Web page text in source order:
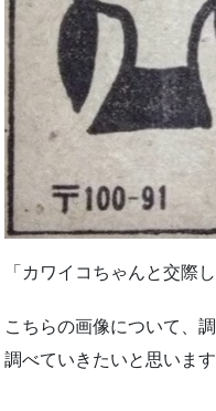
「カワイコちゃんと交際
こちらの画像について、
調べていきたいと思います